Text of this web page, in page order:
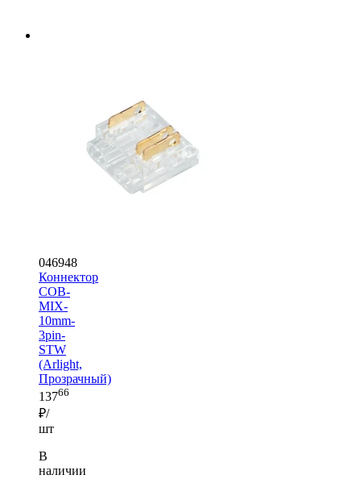
046948
Коннектор
COB-
MIX-
10mm-
3pin-
STW
(Arlight,
Прозрачный)
13766
₽/
шт
В
наличии